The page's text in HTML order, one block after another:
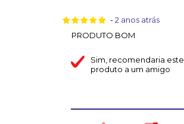
-2 anos atrás
PRODUTO BOM
Sim , recomendaria este
produto a um amigo